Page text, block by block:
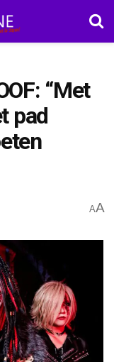
“Met
pad
AA